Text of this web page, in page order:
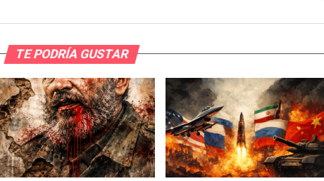
TE PODRÍA GUSTAR